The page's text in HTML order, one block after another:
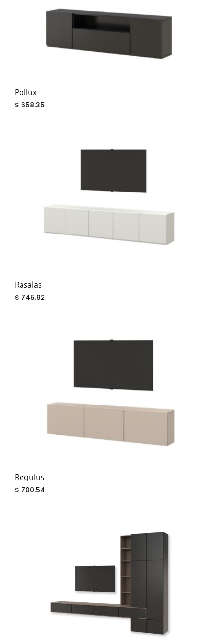
Pollux
$ 658.35
Rasalas
$ 745.92
Regulus
$ 700.54